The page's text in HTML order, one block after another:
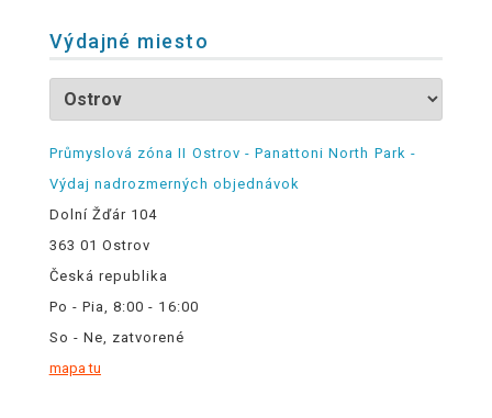
Výdajné miesto
Průmyslová zóna II Ostrov - Panattoni North Park -
Výdaj nadrozmerných objednávok
Dolní Žďár 104
363 01 Ostrov
Česká republika
Po - Pia, 8:00 - 16:00
So - Ne, zatvorené
mapa tu